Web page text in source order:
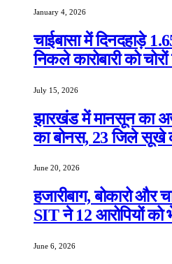
January 4, 2026
चाईबासा में दिनदहाड़े
निकले कारोबारी को
July 15, 2026
झारखंड में मानसून का
का बोनस, 23 जिले सूखे
June 20, 2026
हजारीबाग, बोकारो और
SIT ने 12 आरोपियों
June 6, 2026